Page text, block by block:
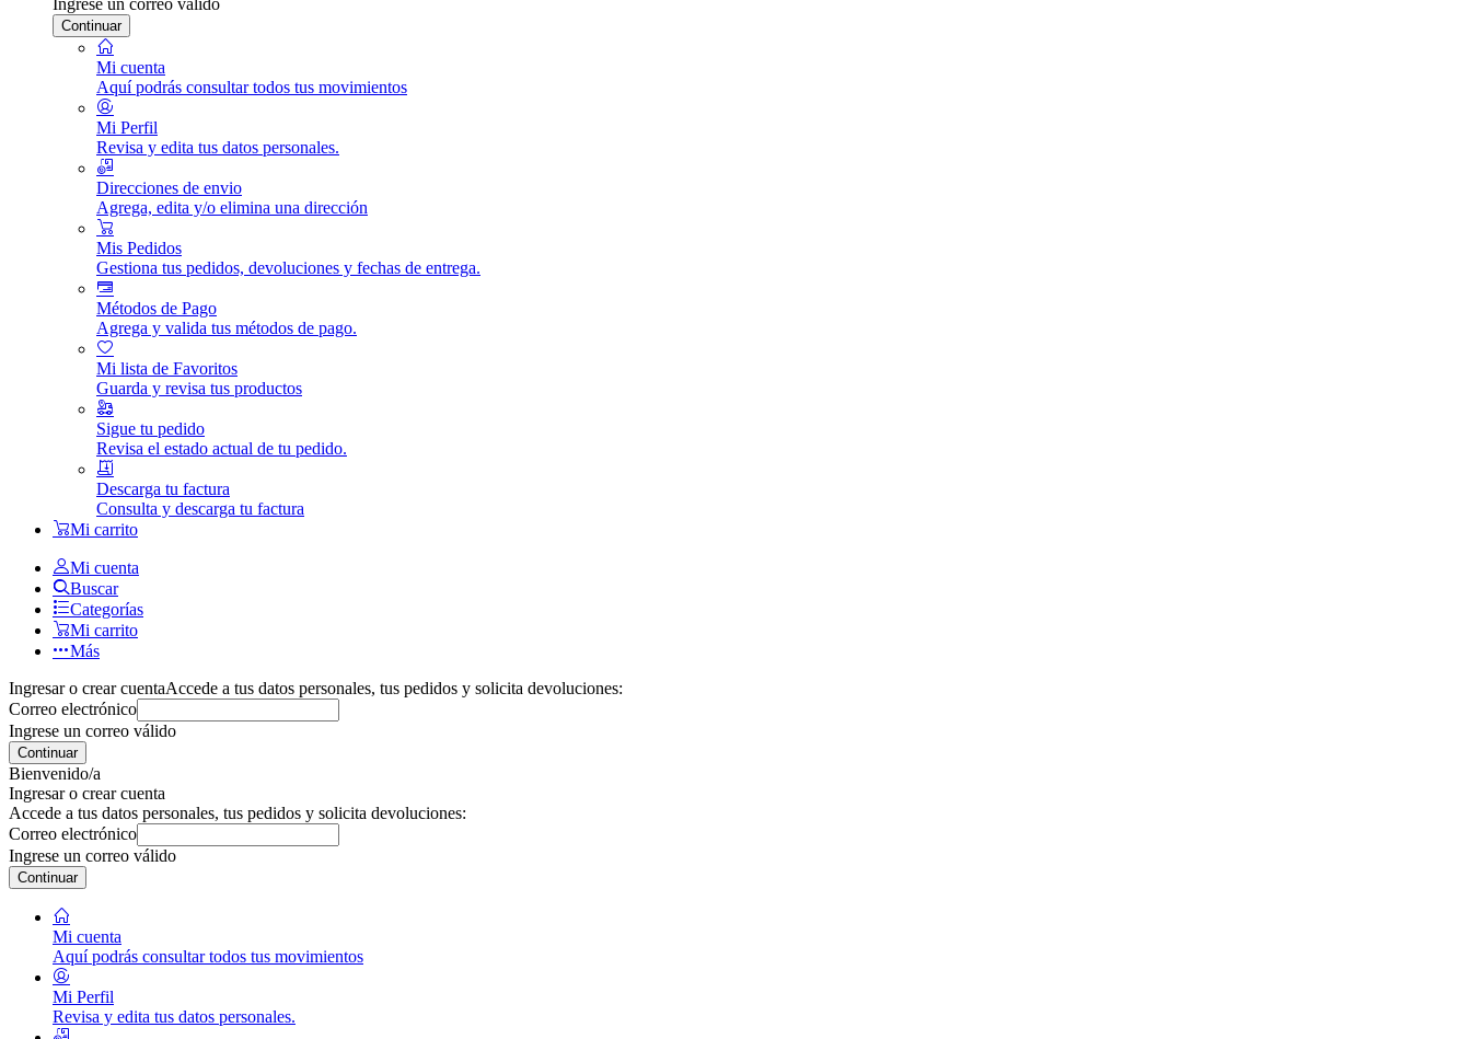
Continuar
Mi cuenta
Aquí podrás consultar todos tus movimientos
Mi Perfil
Revisa y edita tus datos personales.
Direcciones de envio
Agrega, edita y/o elimina una dirección
Mis Pedidos
Gestiona tus pedidos, devoluciones y fechas de entrega.
Métodos de Pago
Agrega y valida tus métodos de pago.
Mi lista de Favoritos
Guarda y revisa tus productos
Sigue tu pedido
Revisa el estado actual de tu pedido.
Descarga tu factura
Consulta y descarga tu factura
Mi carrito
Mi cuenta
Buscar
Categorías
Mi carrito
Más
Ingresar o crear cuentaAccede a tus datos personales, tus pedidos y solicita devoluciones:
Correo electrónico
Ingrese un correo válido
Continuar
Bienvenido/a
Ingresar o crear cuenta
Accede a tus datos personales, tus pedidos y solicita devoluciones:
Correo electrónico
Ingrese un correo válido
Continuar
Mi cuenta
Aquí podrás consultar todos tus movimientos
Mi Perfil
Revisa y edita tus datos personales.